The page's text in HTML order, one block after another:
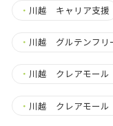
・ 川越 キャリア支援
・ 川越 グルテンフ
・ 川越 クレアモー
・ 川越 クレアモー